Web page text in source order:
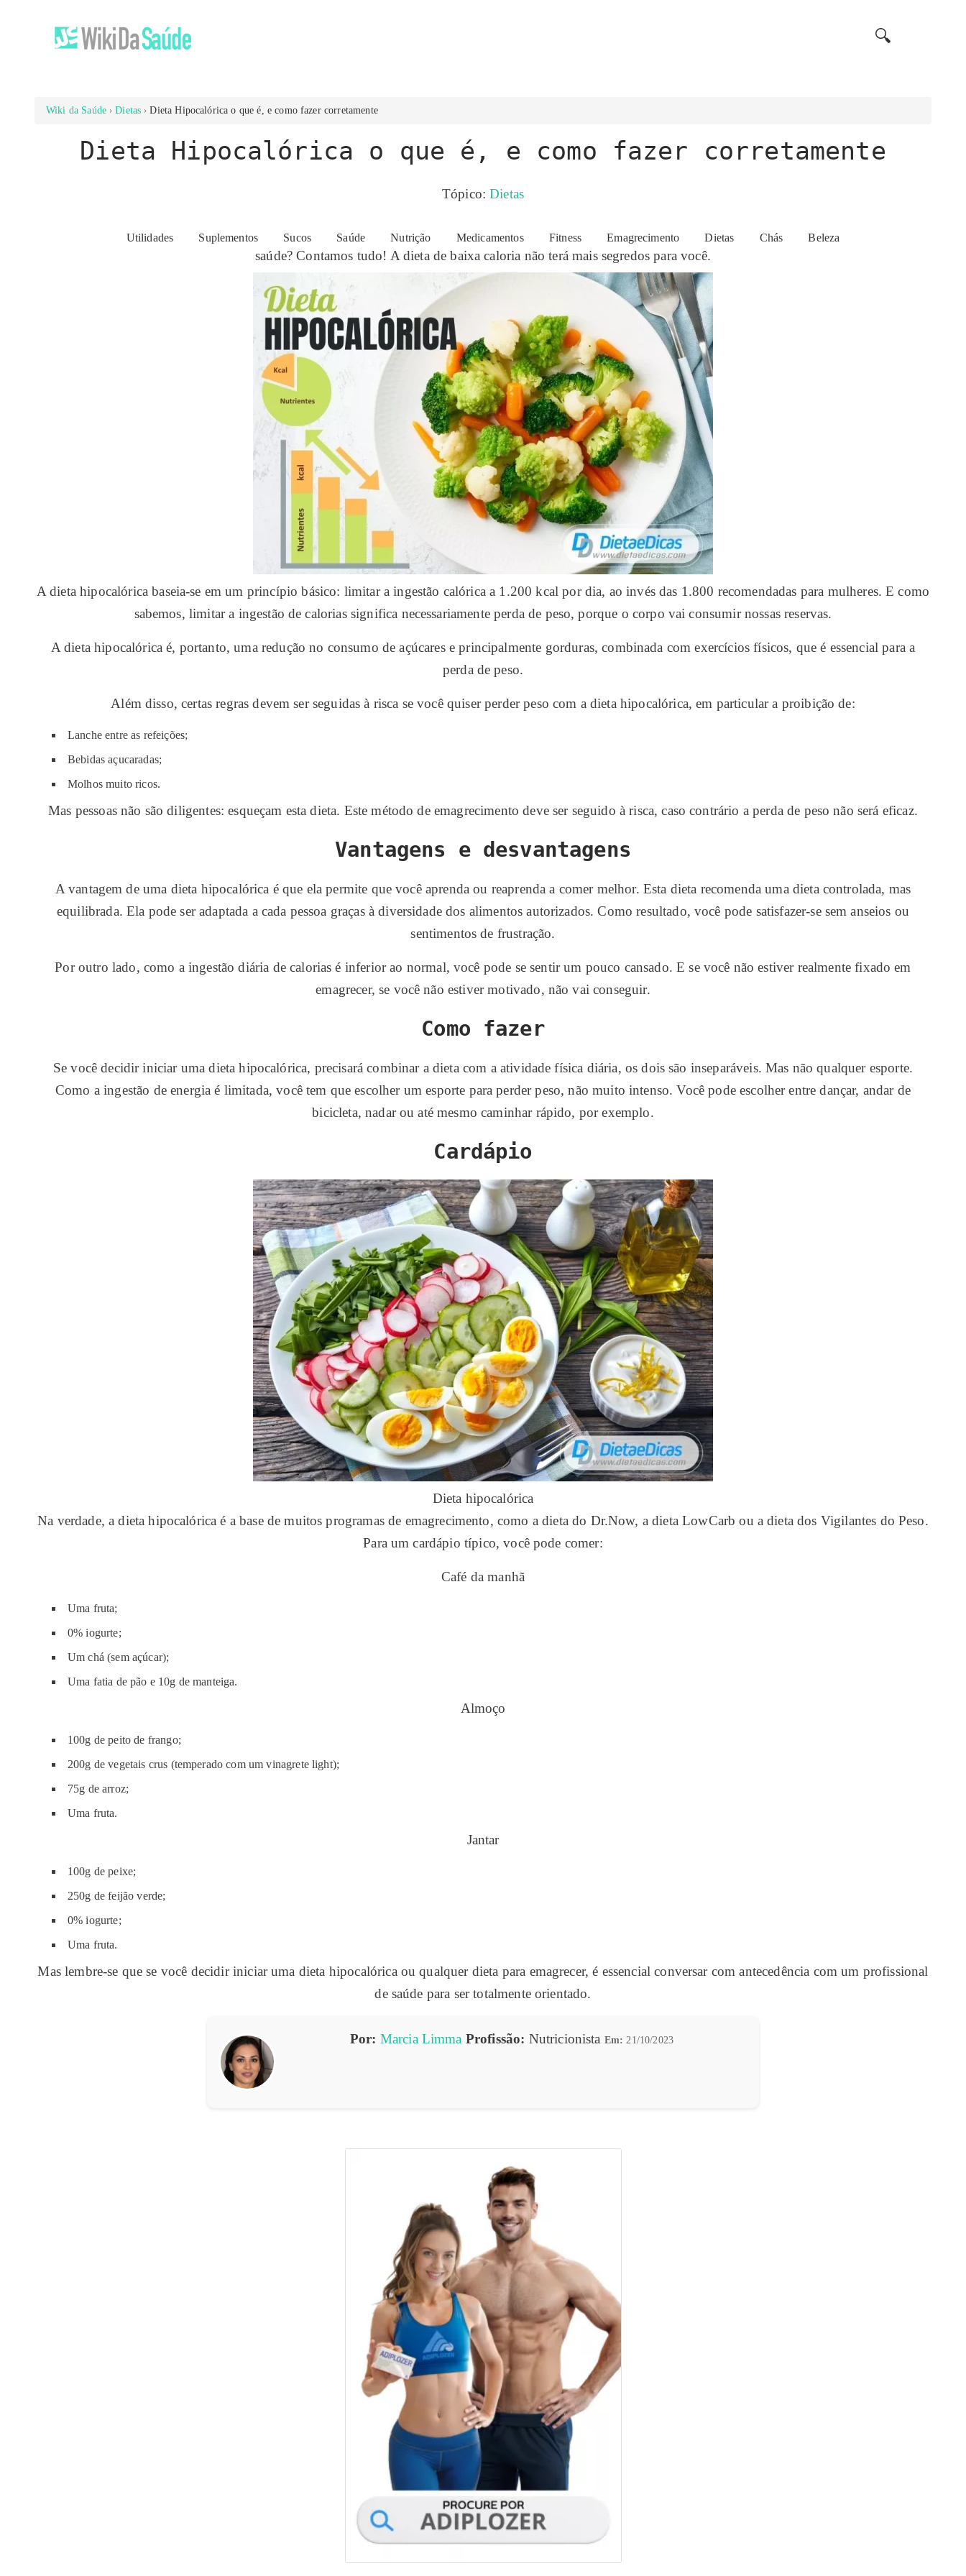
🔍
Utilidades Suplementos Sucos Saúde Nutrição Medicamentos Fitness Emagrecimento Dietas Chás Beleza
Wiki da Saúde Dietas Dieta Hipocalórica o que é, e como fazer corretamente
Dieta Hipocalórica o que é, e como fazer corretamente
Tópico:Dietas
Quem pode seguir a dieta hipocalórica, quais as vantagens e desvantagens deste método de emagrecimento e como seguir esta dieta sem colocar em risco a
saúde? Contamos tudo! A dieta de baixa caloria não terá mais segredos para você.
A dieta hipocalórica baseia-se em um princípio básico: limitar a ingestão calórica a 1.200 kcal por dia, ao invés das 1.800 recomendadas para mulheres. E como
sabemos, limitar a ingestão de calorias significa necessariamente perda de peso, porque o corpo vai consumir nossas reservas.
A dieta hipocalórica é, portanto, uma redução no consumo de açúcares e principalmente gorduras, combinada com exercícios físicos, que é essencial para a
perda de peso.
Além disso, certas regras devem ser seguidas à risca se você quiser perder peso com a dieta hipocalórica, em particular a proibição de:
Lanche entre as refeições;
Bebidas açucaradas;
Molhos muito ricos.
Mas pessoas não são diligentes: esqueçam esta dieta. Este método de emagrecimento deve ser seguido à risca, caso contrário a perda de peso não será eficaz.
Vantagens e desvantagens
A vantagem de uma dieta hipocalórica é que ela permite que você aprenda ou reaprenda a comer melhor. Esta dieta recomenda uma dieta controlada, mas
equilibrada. Ela pode ser adaptada a cada pessoa graças à diversidade dos alimentos autorizados. Como resultado, você pode satisfazer-se sem anseios ou
sentimentos de frustração.
Por outro lado, como a ingestão diária de calorias é inferior ao normal, você pode se sentir um pouco cansado. E se você não estiver realmente fixado em
emagrecer, se você não estiver motivado, não vai conseguir.
Como fazer
Se você decidir iniciar uma dieta hipocalórica, precisará combinar a dieta com a atividade física diária, os dois são inseparáveis. Mas não qualquer esporte.
Como a ingestão de energia é limitada, você tem que escolher um esporte para perder peso, não muito intenso. Você pode escolher entre dançar, andar de
bicicleta, nadar ou até mesmo caminhar rápido, por exemplo.
Cardápio
Dieta hipocalórica
Na verdade, a dieta hipocalórica é a base de muitos programas de emagrecimento, como a dieta do Dr.Now, a dieta LowCarb ou a dieta dos Vigilantes do Peso.
Para um cardápio típico, você pode comer:
Café da manhã
Uma fruta;
0% iogurte;
Um chá (sem açúcar);
Uma fatia de pão e 10g de manteiga.
Almoço
100g de peito de frango;
200g de vegetais crus (temperado com um vinagrete light);
75g de arroz;
Uma fruta.
Jantar
100g de peixe;
250g de feijão verde;
0% iogurte;
Uma fruta.
Mas lembre-se que se você decidir iniciar uma dieta hipocalórica ou qualquer dieta para emagrecer, é essencial conversar com antecedência com um profissional
de saúde para ser totalmente orientado.
Por: Marcia Limma Profissão: Nutricionista Em: 21/10/2023